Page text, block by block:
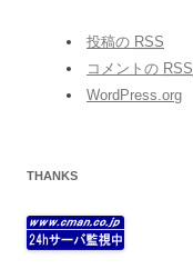
投稿の RSS
コメントの RSS
WordPress.org
THANKS